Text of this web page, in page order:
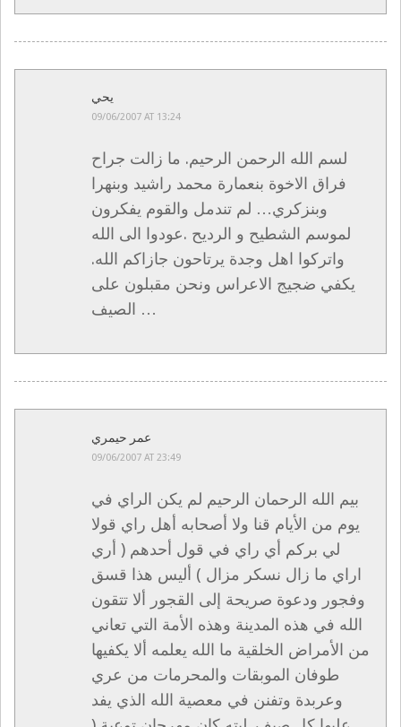
يحي
09/06/2007 AT 13:24
لسم الله الرحمن الرحيم. ما زالت جراح
فراق الاخوة بنعمارة محمد راشيد وبنهرا
وبنزكري… لم تندمل والقوم يفكرون
لموسم الشطيح و الرديح .عودوا الى الله
واتركوا اهل وجدة يرتاحون جازاكم الله.
يكفي ضجيج الاعراس ونحن مقبلون على
الصيف …
عمر حيمري
09/06/2007 AT 23:49
بيم الله الرحمان الرحيم لم يكن الراي في
يوم من الأيام قنا ولا أصحابه أهل راي قولا
لي بركم أي راي في قول أحدهم ( أري
اراي ما زال نسكر مزال ) أليس هذا قسق
وفجور ودعوة صريحة إلى القجور ألا تتقون
الله في هذه المدينة وهذه الأمة التي تعاني
من الأمراض الخلقية ما الله يعلمه ألا يكفيها
طوفان الموبقات والمحرمات من عري
وعربدة وتفنن في معصية الله الذي يفد